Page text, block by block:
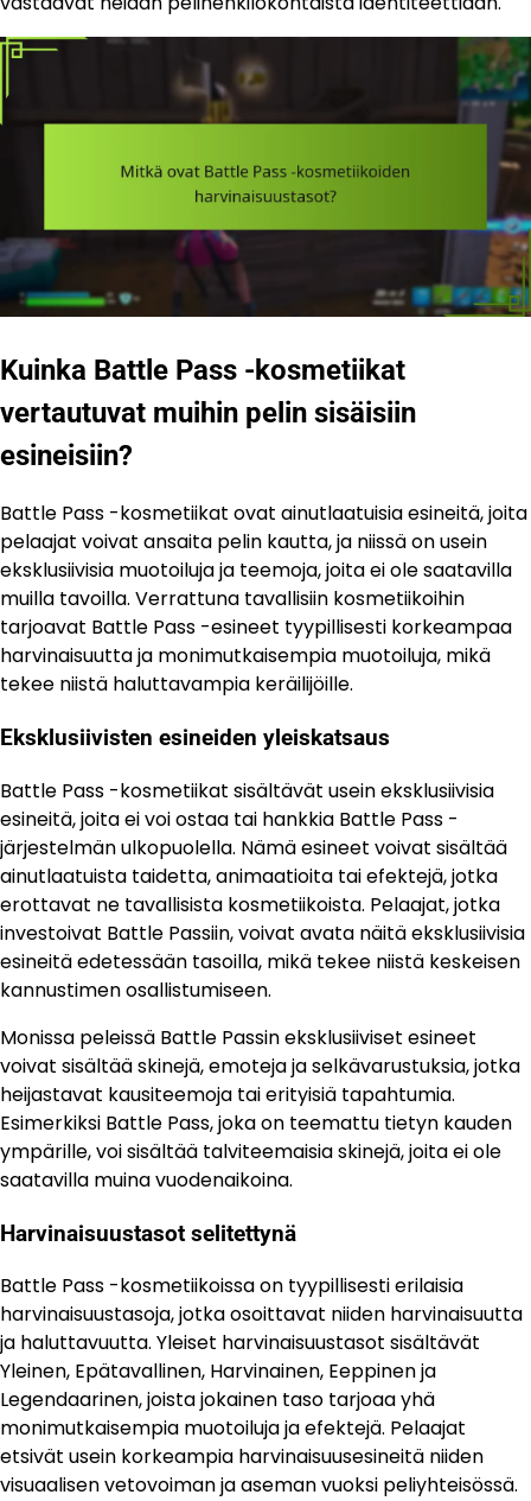
Kuinka Battle Pass -kosmetiikat
vertautuvat muihin pelin sisäisiin
esineisiin?
Battle Pass -kosmetiikat ovat ainutlaatuisia esineitä, joita
pelaajat voivat ansaita pelin kautta, ja niissä on usein
eksklusiivisia muotoiluja ja teemoja, joita ei ole saatavilla
muilla tavoilla. Verrattuna tavallisiin kosmetiikoihin
tarjoavat Battle Pass -esineet tyypillisesti korkeampaa
harvinaisuutta ja monimutkaisempia muotoiluja, mikä
tekee niistä haluttavampia keräilijöille.
Eksklusiivisten esineiden yleiskatsaus
Battle Pass -kosmetiikat sisältävät usein eksklusiivisia
esineitä, joita ei voi ostaa tai hankkia Battle Pass -
järjestelmän ulkopuolella. Nämä esineet voivat sisältää
ainutlaatuista taidetta, animaatioita tai efektejä, jotka
erottavat ne tavallisista kosmetiikoista. Pelaajat, jotka
investoivat Battle Passiin, voivat avata näitä eksklusiivisia
esineitä edetessään tasoilla, mikä tekee niistä keskeisen
kannustimen osallistumiseen.
Monissa peleissä Battle Passin eksklusiiviset esineet
voivat sisältää skinejä, emoteja ja selkävarustuksia, jotka
heijastavat kausiteemoja tai erityisiä tapahtumia.
Esimerkiksi Battle Pass, joka on teemattu tietyn kauden
ympärille, voi sisältää talviteemaisia skinejä, joita ei ole
saatavilla muina vuodenaikoina.
Harvinaisuustasot selitettynä
Battle Pass -kosmetiikoissa on tyypillisesti erilaisia
harvinaisuustasoja, jotka osoittavat niiden harvinaisuutta
ja haluttavuutta. Yleiset harvinaisuustasot sisältävät
Yleinen, Epätavallinen, Harvinainen, Eeppinen ja
Legendaarinen, joista jokainen taso tarjoaa yhä
monimutkaisempia muotoiluja ja efektejä. Pelaajat
etsivät usein korkeampia harvinaisuusesineitä niiden
visuaalisen vetovoiman ja aseman vuoksi peliyhteisössä.